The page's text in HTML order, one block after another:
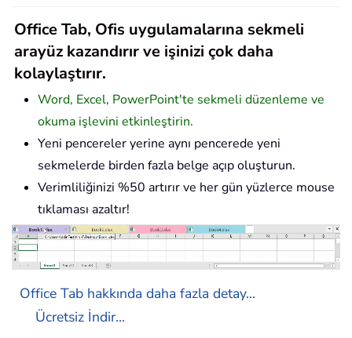
Office Tab, Ofis uygulamalarına sekmeli
arayüz kazandırır ve işinizi çok daha
kolaylaştırır.
Word, Excel, PowerPoint'te sekmeli düzenleme ve
okuma işlevini etkinleştirin.
Yeni pencereler yerine aynı pencerede yeni
sekmelerde birden fazla belge açıp oluşturun.
Verimliliğinizi %50 artırır ve her gün yüzlerce mouse
tıklaması azaltır!
Office Tab hakkında daha fazla detay...
Ücretsiz İndir...